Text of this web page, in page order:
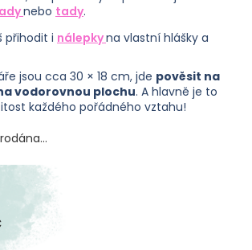
nebo tady.
přihodit i nálepkyna vlastní hlášky a
jsou cca 30 × 18 cm, jde pověsit na
vodorovnou plochu. A hlavně je to
každého pořádného vztahu!